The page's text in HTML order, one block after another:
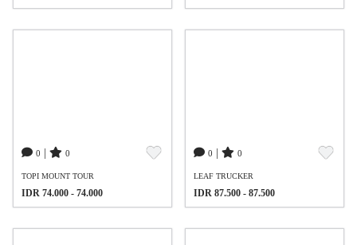
0 0
TOPI MOUNT TOUR
IDR 74.000 - 74.000
0 0
LEAF TRUCKER
IDR 87.500 - 87.500